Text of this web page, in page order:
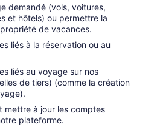
demandé (vols, voitures,
et hôtels) ou permettre la
de vacances.
liés à la réservation ou au
liés au voyage sur nos
de tiers) (comme la création
mettre à jour les comptes
plateforme.